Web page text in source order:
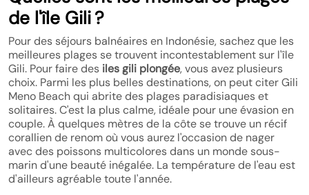
de l'île Gili ?
Pour des séjours balnéaires en Indonésie, sachez que les
meilleures plages se trouvent incontestablement sur l'île
Gili. Pour faire des iles gili plongée, vous avez plusieurs
choix. Parmi les plus belles destinations, on peut citer Gili
Meno Beach qui abrite des plages paradisiaques et
solitaires. C'est la plus calme, idéale pour une évasion en
couple. À quelques mètres de la côte se trouve un récif
corallien de renom où vous aurez l'occasion de nager
avec des poissons multicolores dans un monde sous-
marin d'une beauté inégalée. La température de l'eau est
d'ailleurs agréable toute l'année.